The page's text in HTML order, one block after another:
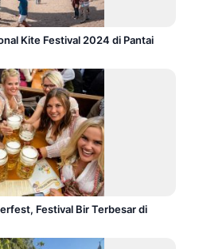
Kite Festival 2024 di Pantai
Festival Bir Terbesar di